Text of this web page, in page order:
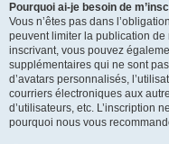
Pourquoi ai-je besoin de
Vous n’êtes pas dans
peuvent limiter la publication
inscrivant, vous pouvez
supplémentaires qui ne sont
d’avatars personnalisés,
courriers électroniques aux
d’utilisateurs, etc. L’inscription
pourquoi nous vous